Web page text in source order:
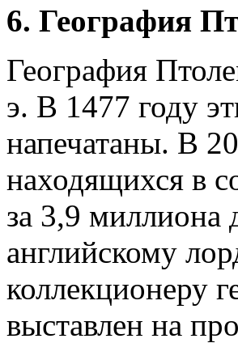
6. География
География
э. В 1477 году
напечатаны. В
находящихся в
за 3,9 миллиона
английскому
коллекционеру
выставлен на